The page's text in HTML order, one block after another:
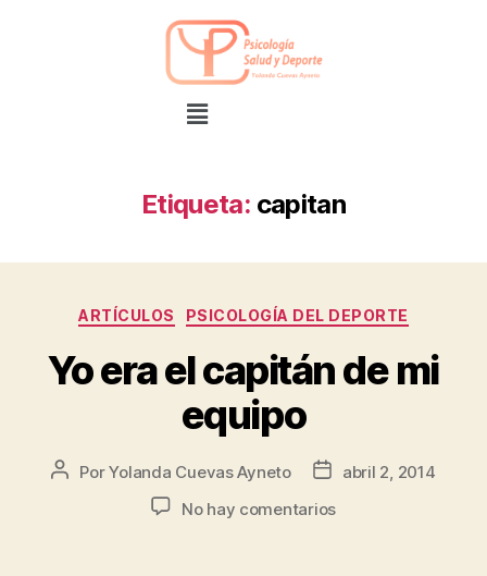
Etiqueta: capitan
ARTÍCULOS PSICOLOGÍA DEL DEPORTE
Yo era el capitán de mi
equipo
PorYolanda Cuevas Ayneto
abril 2, 2014
No hay comentarios